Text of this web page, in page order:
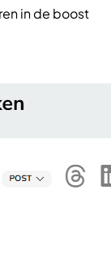
in de boost